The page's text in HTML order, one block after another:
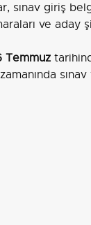
sınav giriş
ve
Temmuz